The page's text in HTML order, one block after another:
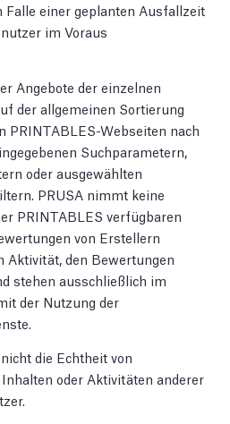
Falle einer geplanten Ausfallzeit
im Voraus
Angebote der einzelnen
der allgemeinen Sortierung
PRINTABLES-Webseiten nach
Suchparametern,
oder ausgewählten
PRUSA nimmt keine
PRINTABLES verfügbaren
von Erstellern
Aktivität, den Bewertungen
stehen ausschließlich im
der Nutzung der
die Echtheit von
oder Aktivitäten anderer